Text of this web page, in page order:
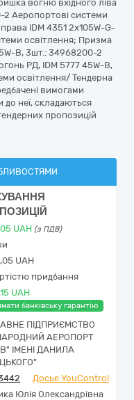
вогню вхідного ліва
2 Аеропортові системи
IDM 4351 2х105W-G-
освітлення; Призма
B, 3шт.: 34968200-2
РД, IDM 5777 45W-B,
освітлення/ Тендерна
вимогами
до неї, складаються
пропозицій
UAH (з ПДВ)
UAH
придбання
UAH
банківську гарантію
ПІДПРИЄМСТВО
АЕРОПОРТ
ІМЕНІ ДАНИЛА
Досьє YouControl
Юлія Олександрівна